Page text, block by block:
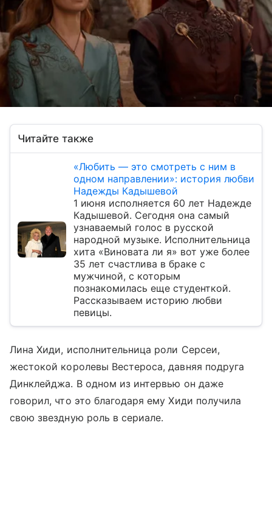
Читайте также
«Любить — это смотреть с ним в
одном направлении»: история любви
Надежды Кадышевой
1 июня исполняется 60 лет Надежде
Кадышевой. Сегодня она самый
узнаваемый голос в русской
народной музыке. Исполнительница
хита «Виновата ли я» вот уже более
35 лет счастлива в браке с
мужчиной, с которым
познакомилась еще студенткой.
Рассказываем историю любви
певицы.
Лина Хиди, исполнительница роли Серсеи,
жестокой королевы Вестероса, давняя подруга
Динклейджа. В одном из интервью он даже
говорил, что это благодаря ему Хиди получила
свою звездную роль в сериале.